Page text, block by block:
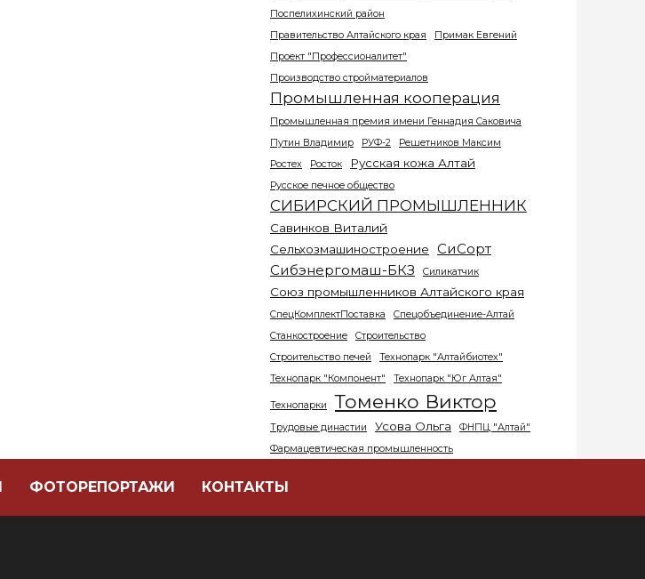
Поспелихинский район
Правительство Алтайского края
Примак Евгений
Проект "Профессионалитет"
Производство стройматериалов
Промышленная кооперация
Промышленная премия имени Геннадия Саковича
Путин Владимир
РУФ-2
Решетников Максим
Ростех
Росток Русская кожа Алтай
Русское печное общество
СИБИРСКИЙ ПРОМЫШЛЕННИК
Савинков Виталий
Сельхозмашиностроение
СиСорт
Сибэнергомаш-БКЗ
Силикатчик
Союз промышленников Алтайского края
СпецКомплектПоставка
Спецобъединение-Алтай
Станкостроение
Строительство
Строительство печей
Технопарк "Алтайбиотех"
Технопарк "Компонент"
Технопарк "Юг Алтая"
Технопарки Томенко Виктор
Трудовые династии Усова Ольга
ФНПЦ "Алтай"
Фармацевтическая промышленность
Химическая промышленность
ФОТОРЕПОРТАЖИ КОНТАКТЫ